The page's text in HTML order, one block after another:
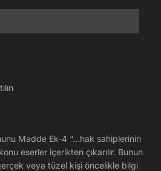
Madde Ek-4 “…hak sahiplerinin
eserler içerikten çıkarılır. Bunun
veya tüzel kişi öncelikle bilgi